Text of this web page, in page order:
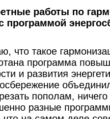
работы по
программой
что такое
программа
и развития
пополам,
разные